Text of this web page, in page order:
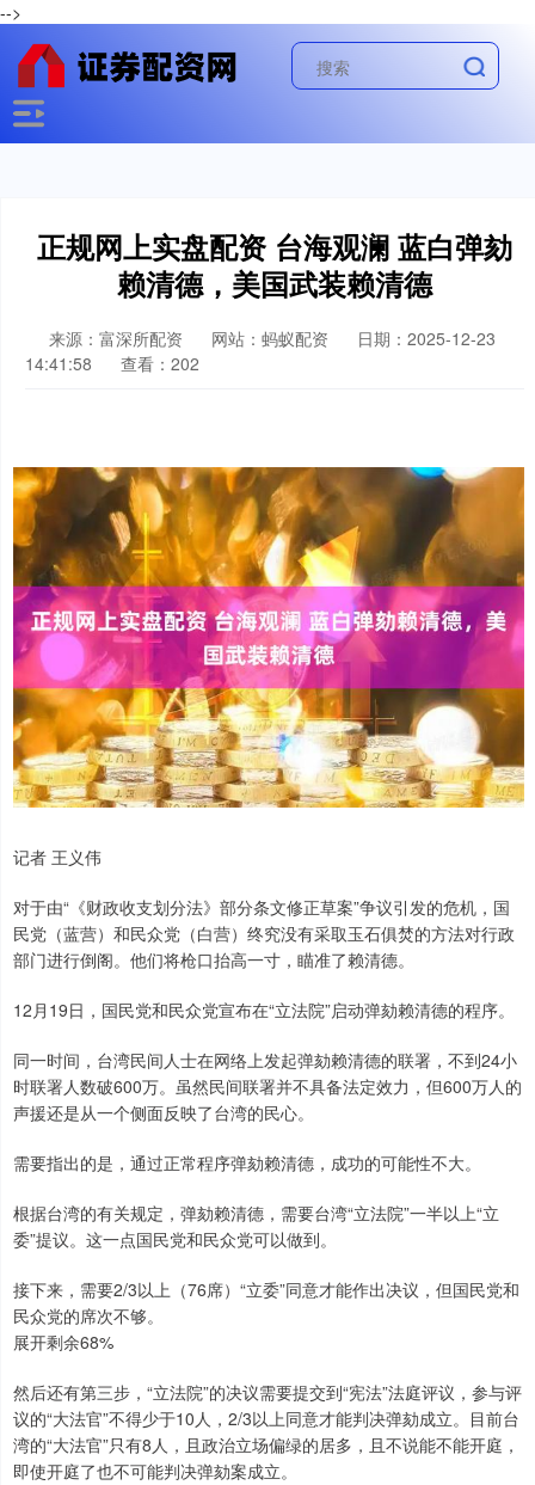
-->
正规网上实盘配资 台海观澜 蓝白弹劾
赖清德，美国武装赖清德
来源：富深所配资 网站：蚂蚁配资
日期：2025-12-23
14:41:58
查看：202
记者 王义伟
对于由“《财政收支划分法》部分条文修正草案”争议引发的危机，国
民党（蓝营）和民众党（白营）终究没有采取玉石俱焚的方法对行政
部门进行倒阁。他们将枪口抬高一寸，瞄准了赖清德。
12月19日，国民党和民众党宣布在“立法院”启动弹劾赖清德的程序。
同一时间，台湾民间人士在网络上发起弹劾赖清德的联署，不到24小
时联署人数破600万。虽然民间联署并不具备法定效力，但600万人的
声援还是从一个侧面反映了台湾的民心。
需要指出的是，通过正常程序弹劾赖清德，成功的可能性不大。
根据台湾的有关规定，弹劾赖清德，需要台湾“立法院”一半以上“立
委”提议。这一点国民党和民众党可以做到。
接下来，需要2/3以上（76席）“立委”同意才能作出决议，但国民党和
民众党的席次不够。
展开剩余68%
然后还有第三步，“立法院”的决议需要提交到“宪法”法庭评议，参与评
议的“大法官”不得少于10人，2/3以上同意才能判决弹劾成立。目前台
湾的“大法官”只有8人，且政治立场偏绿的居多，且不说能不能开庭，
即使开庭了也不可能判决弹劾案成立。